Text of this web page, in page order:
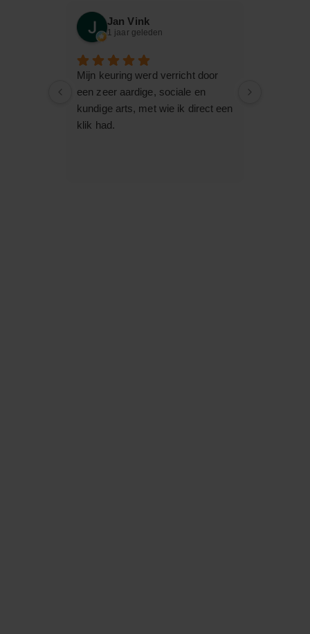
Jan Vink
1 jaar geleden
Mijn keuring werd verricht door
een zeer aardige, sociale en
kundige arts, met wie ik direct een
klik had.